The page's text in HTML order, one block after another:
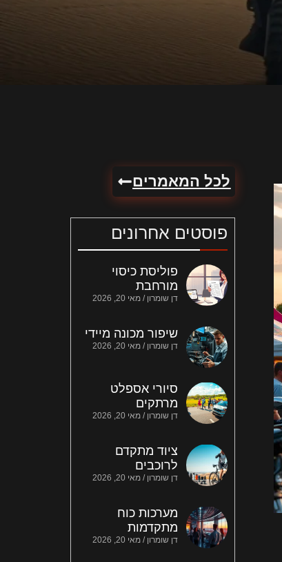
לכל המאמרים
פוסטים אחרונים
פוליסת כיסוי
מורחבת
דן שומרון מאי 20, 2026
שיפור מכונה מיידי
דן שומרון מאי 20, 2026
סיורי אספלט
מרתקים
דן שומרון מאי 20, 2026
ציוד מתקדם
לרוכבים
דן שומרון מאי 20, 2026
מערכות כוח
מתקדמות
דן שומרון מאי 20, 2026